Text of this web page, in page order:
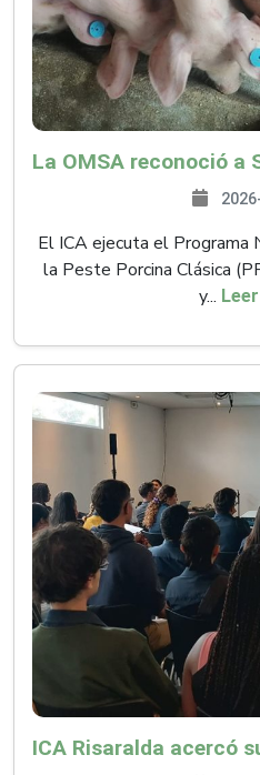
El ICA ejecuta el Programa
la Peste Porcina Clásica
y...